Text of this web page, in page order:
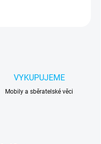
VYKUPUJEME
Mobily a sběratelské věci